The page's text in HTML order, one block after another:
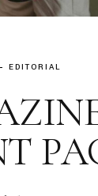
EDITORIAL